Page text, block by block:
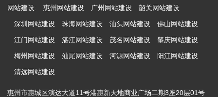
网站建设: 惠州网站建设 广州网站建设 韶关网站建设
深圳网站建设 珠海网站建设 汕头网站建设 佛山网站建设
江门网站建设 湛江网站建设 茂名网站建设 肇庆网站建设
梅州网站建设 汕尾网站建设 河源网站建设 阳江网站建设
清远网站建设
惠州市惠城区演达大道11号港惠新天地商业广场二期3座20层01号